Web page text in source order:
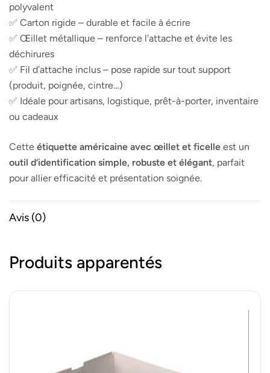
polyvalent
✅ Carton rigide – durable et facile à écrire
✅ Œillet métallique – renforce l’attache et évite les
déchirures
✅ Fil d’attache inclus – pose rapide sur tout support
(produit, poignée, cintre…)
✅ Idéale pour artisans, logistique, prêt-à-porter, inventaire
ou cadeaux
Cette étiquette américaine avec œillet et ficelle est un
outil d’identification simple, robuste et élégant, parfait
pour allier efficacité et présentation soignée.
Avis (0)
Produits apparentés